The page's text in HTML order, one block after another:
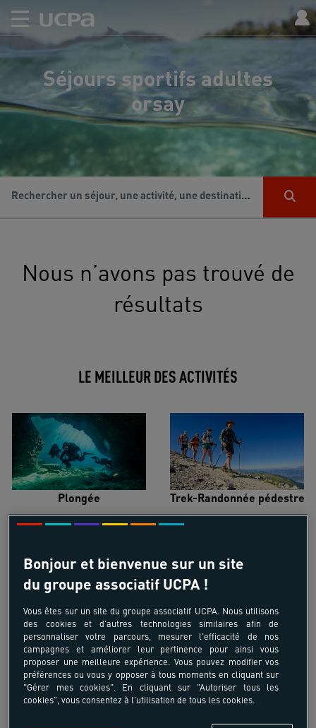
Séjours sportifs adultes
orsay
Rechercher un séjour, une activité, une destination...
Nous n’avons pas trouvé de
résultats
LE MEILLEUR DES ACTIVITÉS
Plongée Trek-Randonnée pédestre
Croisière voilier Alpinisme
Bonjour et bienvenue sur un site
du groupe associatif UCPA !
Vous êtes sur un site du groupe associatif UCPA. Nous utilisons
des cookies et d'autres technologies similaires afin de
personnaliser votre parcours, mesurer l'efficacité de nos
campagnes et améliorer leur pertinence pour ainsi vous
proposer une meilleure expérience. Vous pouvez modifier vos
préférences ou vous y opposer à tous moments en cliquant sur
"Gérer mes cookies". En cliquant sur "Autoriser tous les
cookies", vous consentez à l'utilisation de tous les cookies.